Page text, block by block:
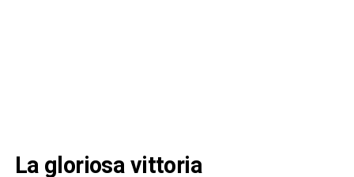
La gloriosa vittoria